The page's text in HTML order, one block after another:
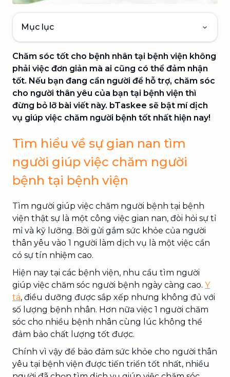
Mục lục
Chăm sóc tốt cho bệnh nhân tại bệnh viện không
phải việc đơn giản mà ai cũng có thể đảm nhận
tốt. Nếu bạn đang cần người để hỗ trợ, chăm sóc
cho người thân yêu của bạn tại bệnh viện thì
đừng bỏ lỡ bài viết này. bTaskee sẽ bật mí dịch
vụ giúp việc chăm người bệnh tốt nhất hiện nay!
Tìm hiểu về sự gian nan tìm
người giúp việc chăm người
bệnh tại bệnh viện
Tìm người giúp việc chăm người bệnh tại bệnh
viện thật sự là một công việc gian nan, đòi hỏi sự tỉ
mỉ và kỹ lưỡng. Bởi gửi gắm sức khỏe của người
thân yêu vào 1 người làm dịch vụ là một việc cần
có sự tín nhiệm cao.
Hiện nay tại các bệnh viện, nhu cầu tìm người
giúp việc chăm sóc người bệnh ngày càng cao. Y
tá, điều dưỡng được sắp xếp nhưng không đủ với
số lượng bệnh nhân. Hơn nữa việc 1 người chăm
sóc cho nhiều bệnh nhân cùng lúc không thể
đảm bảo chất lượng tốt được.
Chính vì vậy để bảo đảm sức khỏe cho người thân
yêu tại bệnh viện được tiến triển tốt nhất, nhiều